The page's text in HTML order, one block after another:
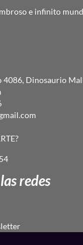
e infinito
4086, Dinosaurio
redes